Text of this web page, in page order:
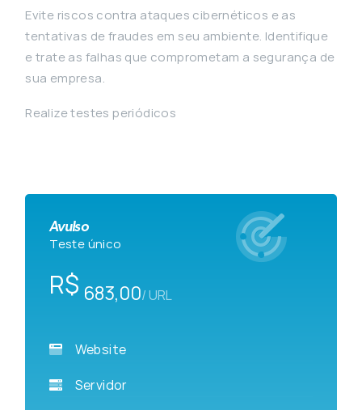
Evite riscos contra ataques cibernéticos e as
tentativas de fraudes em seu ambiente. Identifique
e trate as falhas que comprometam a segurança de
sua empresa.
Realize testes periódicos
Avulso
Teste único
R$ 683,00/ URL
Website
Servidor